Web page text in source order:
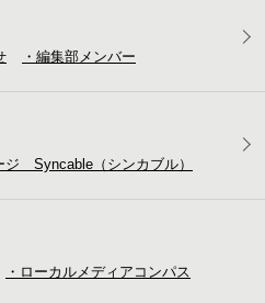
・編集部メンバー
ジ Syncable（シンカブル）
・ローカルメディア コンパス